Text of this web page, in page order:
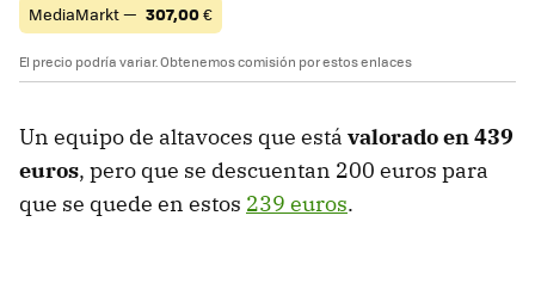
MediaMarkt — 307,00€
El precio podría variar. Obtenemos comisión por estos enlaces
Un equipo de altavoces que está valorado en 439
euros, pero que se descuentan 200 euros para
que se quede en estos 239 euros.